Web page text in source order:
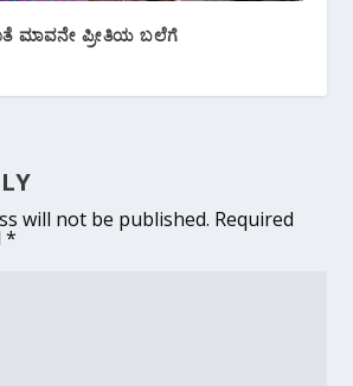
ಮಾವನೇ ಪ್ರೀತಿಯ ಬಲೆಗೆ
will not be published. Required
*